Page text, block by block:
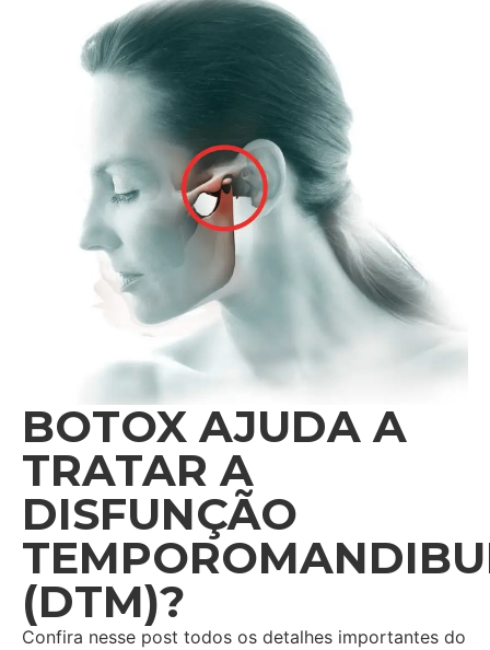
BOTOX AJUDA A
TRATAR A
DISFUNÇÃO
(DTM)?
Confira nesse post todos os detalhes importantes do